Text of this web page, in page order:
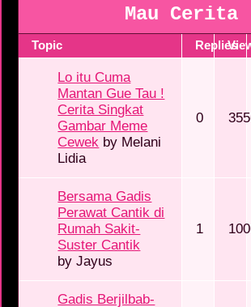
Mau Cerita
Topic Replies
Lo itu Cuma
Mantan Gue Tau !
Cerita Singkat
Gambar Meme
Cewek by Melani
Lidia
0
Bersama Gadis
Perawat Cantik di
Rumah Sakit-
Suster Cantik
byJayus
1
Gadis Berjilbab-